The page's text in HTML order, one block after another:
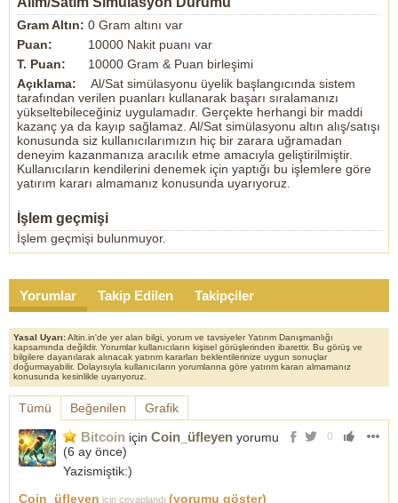
Gram Altın: 0 Gram altını var
Puan:
10000 Nakit puanı var
T. Puan:
10000 Gram & Puan birleşimi
Açıklama:
Al/Sat simülasyonu üyelik başlangıcında sistem
tarafından verilen puanları kullanarak başarı sıralamanızı
yükseltebileceğiniz uygulamadır. Gerçekte herhangi bir maddi
kazanç ya da kayıp sağlamaz. Al/Sat simülasyonu altın alış/satışı
konusunda siz kullanıcılarımızın hiç bir zarara uğramadan
deneyim kazanmanıza aracılık etme amacıyla geliştirilmiştir.
Kullanıcıların kendilerini denemek için yaptığı bu işlemlere göre
yatırım kararı almamanız konusunda uyarıyoruz.
İşlem geçmişi
İşlem geçmişi bulunmuyor.
Yorumlar Takip Edilen Takipçiler
Yasal Uyarı:Altin.in'de yer alan bilgi, yorum ve tavsiyeler Yatırım Danışmanlığı
kapsamında değildir. Yorumlar kullanıcıların kişisel görüşlerinden ibarettir. Bu görüş ve
bilgilere dayanılarak alınacak yatırım kararları beklentilerinize uygun sonuçlar
doğurmayabilir. Dolayısıyla kullanıcıların yorumlarına göre yatırım kararı almamanız
konusunda kesinlikle uyarıyoruz.
Tümü Beğenilen Grafik
0
Bitcoin için Coin_üfleyen yorumu
(6 ay önce)
Yazismiştik:)
Coin_üfleyen için cevaplandı (yorumu göster)